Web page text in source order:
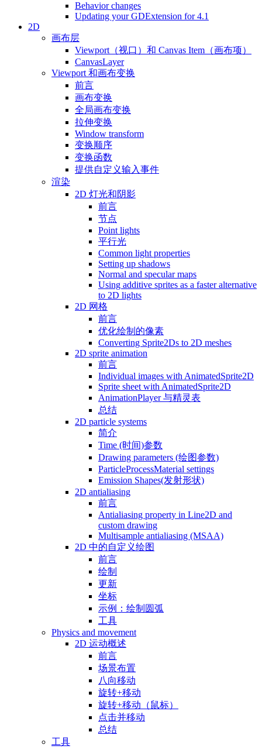
Behavior changes
Updating your GDExtension for 4.1
2D
画布层
Viewport（视口）和 Canvas Item（画布项）
CanvasLayer
Viewport 和画布变换
前言
画布变换
全局画布变换
拉伸变换
Window transform
变换顺序
变换函数
提供自定义输入事件
渲染
2D 灯光和阴影
前言
节点
Point lights
平行光
Common light properties
Setting up shadows
Normal and specular maps
Using additive sprites as a faster alternative
to 2D lights
2D 网格
前言
优化绘制的像素
Converting Sprite2Ds to 2D meshes
2D sprite animation
前言
Individual images with AnimatedSprite2D
Sprite sheet with AnimatedSprite2D
AnimationPlayer 与精灵表
总结
2D particle systems
简介
Time (时间)参数
Drawing parameters (绘图参数)
ParticleProcessMaterial settings
Emission Shapes(发射形状)
2D antialiasing
前言
Antialiasing property in Line2D and
custom drawing
Multisample antialiasing (MSAA)
2D 中的自定义绘图
前言
绘制
更新
坐标
示例：绘制圆弧
工具
Physics and movement
2D 运动概述
前言
场景布置
八向移动
旋转+移动
旋转+移动（鼠标）
点击并移动
总结
工具